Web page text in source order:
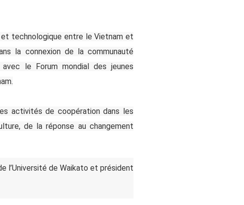
technologique entre le Vietnam et
la connexion de la communauté
le Forum mondial des jeunes
activités de coopération dans les
de la réponse au changement
l’Université de Waikato et président